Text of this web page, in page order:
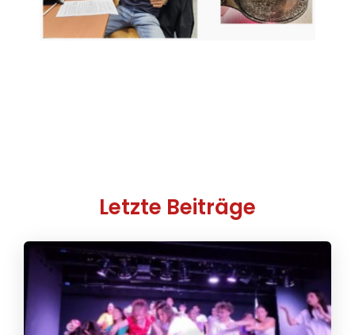
Letzte Beiträge